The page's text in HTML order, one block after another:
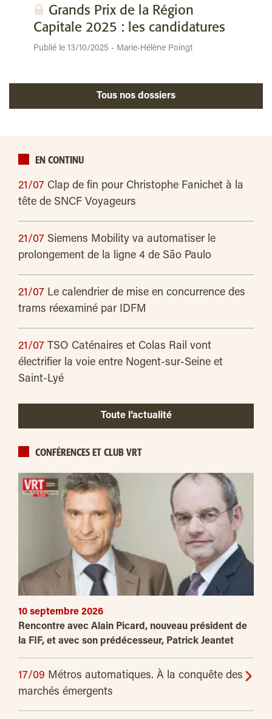
Grands Prix de la Région
Capitale 2025 : les candidatures
Publié le 13/10/2025 - Marie-Hélène Poingt
Tous nos dossiers
EN CONTINU
21/07 Clap de fin pour Christophe Fanichet à la
tête de SNCF Voyageurs
21/07 Siemens Mobility va automatiser le
prolongement de la ligne 4 de São Paulo
21/07 Le calendrier de mise en concurrence des
trams réexaminé par IDFM
21/07 TSO Caténaires et Colas Rail vont
électrifier la voie entre Nogent-sur-Seine et
Saint-Lyé
Toute l’actualité
CONFÉRENCES ET CLUB VRT
10 septembre 2026
Rencontre avec Alain Picard, nouveau président de
la FIF, et avec son prédécesseur, Patrick Jeantet
17/09 Métros automatiques. À la conquête des
marchés émergents